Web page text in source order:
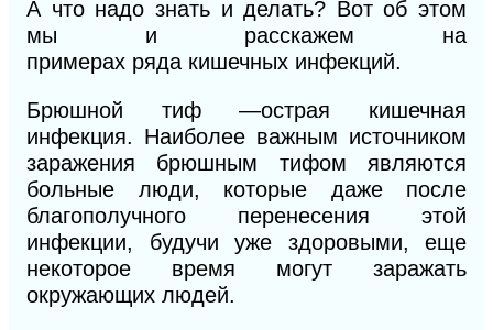
А что надо знать и делать? Вот об этом
мы и расскажем на
примерах ряда кишечных инфекций.
Брюшной тиф —острая кишечная
инфекция. Наиболее важным источником
заражения брюшным тифом являются
больные люди, которые даже после
благополучного перенесения этой
инфекции, будучи уже здоровыми, еще
некоторое время могут заражать
окружающих людей.